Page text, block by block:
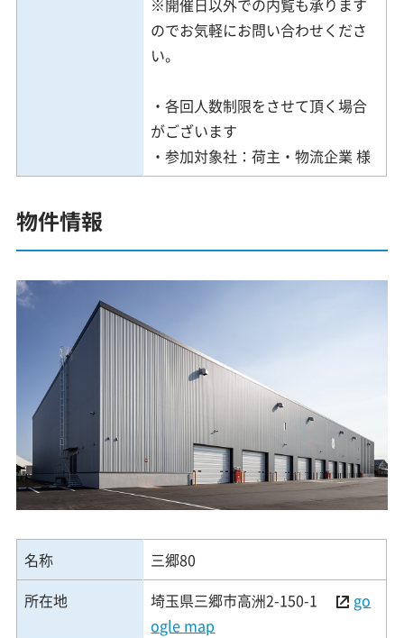
※開催日以外での内覧も承ります
のでお気軽にお問い合わせくださ
い。
・各回人数制限をさせて頂く場合
がございます
・参加対象社：荷主・物流企業 様
物件情報
名称
三郷80
所在地
埼玉県三郷市高洲2-150-1
go
ogle map